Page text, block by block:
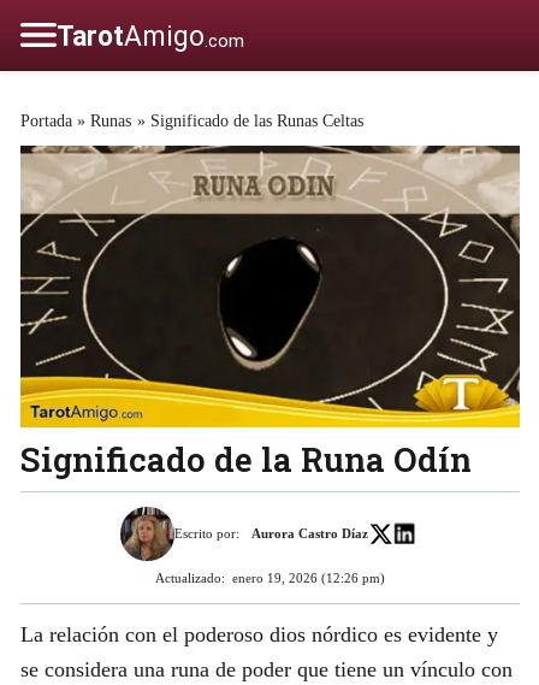
Portada » Runas » Significado de las Runas Celtas
Significado de la Runa Odín
Escrito por: Aurora Castro Díaz
Actualizado: enero 19, 2026 (12:26 pm)
La relación con el poderoso dios nórdico es evidente y
se considera una runa de poder que tiene un vínculo con